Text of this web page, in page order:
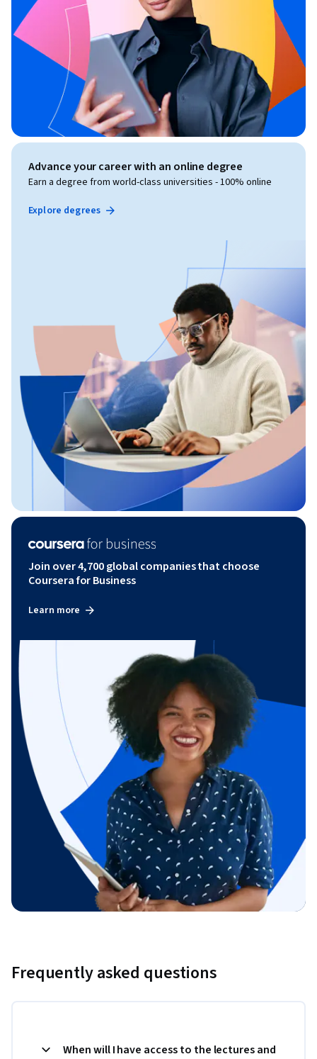
Advance your career with an online degree
Earn a degree from world-class universities - 100% online
Explore degrees
Join over 4,700 global companies that choose
Coursera for Business
Learn more
Frequently asked questions
When will I have access to the lectures and